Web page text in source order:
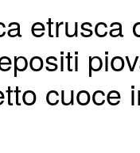
etrusca
cuoce